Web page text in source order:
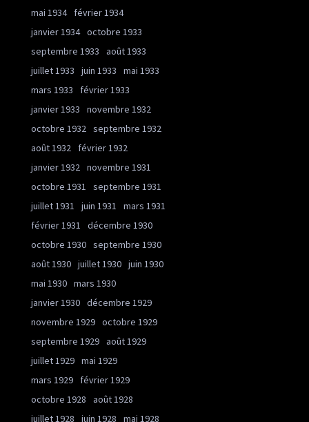
mai 1934
février 1934
janvier 1934 octobre 1933
septembre 1933
août 1933
juillet 1933
juin 1933
mai 1933
mars 1933
février 1933
janvier 1933
novembre 1932
octobre 1932 septembre 1932
août 1932
février 1932
janvier 1932 novembre 1931
octobre 1931
septembre 1931
juillet 1931
juin 1931
mars 1931
février 1931
décembre 1930
octobre 1930 septembre 1930
août 1930 juillet 1930 juin 1930
mai 1930 mars 1930
janvier 1930 décembre 1929
novembre 1929 octobre 1929
septembre 1929 août 1929
juillet 1929 mai 1929
mars 1929
février 1929
octobre 1928
août 1928
juillet 1928
juin 1928 mai 1928